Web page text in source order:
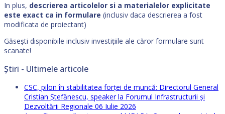
In plus, descrierea articolelor si a materialelor explicitate
este exact ca in formulare (inclusiv daca descrierea a fost
modificata de proiectant)
Găseşti disponibile inclusiv investiţiile ale căror formulare sunt
scanate!
Știri - Ultimele articole
CSC, pilon în stabilitatea forței de muncă: Directorul General
Cristian Ștefănescu, speaker la Forumul Infrastructurii și
Dezvoltării Regionale 06 Iulie 2026